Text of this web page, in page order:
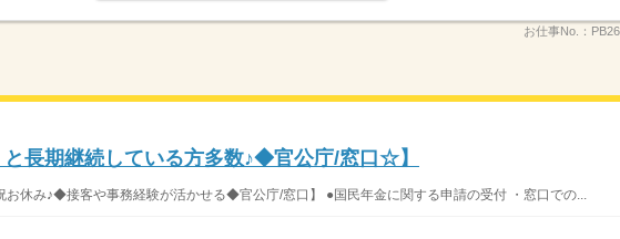
お仕事No.：
と長期継続している方多数♪◆官公庁/窓口☆】
お休み♪◆接客や事務経験が活かせる◆官公庁/窓口】 ●国民年金に関する申請の受付 ・窓口での...